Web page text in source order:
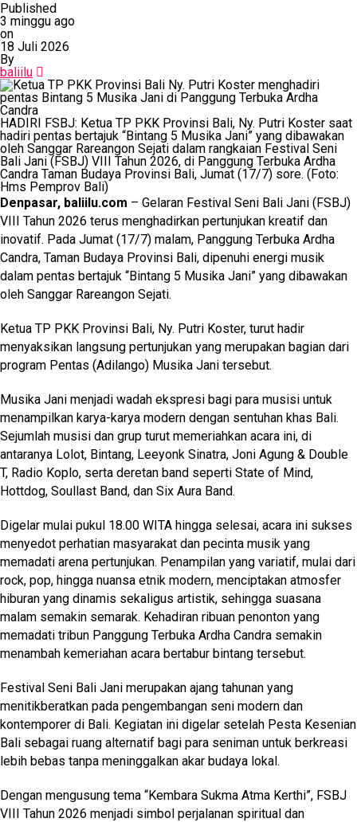
Published
3 minggu ago
on
18 Juli 2026
By
baliilu
HADIRI FSBJ: Ketua TP PKK Provinsi Bali, Ny. Putri Koster saat
hadiri pentas bertajuk “Bintang 5 Musika Jani” yang dibawakan
oleh Sanggar Rareangon Sejati dalam rangkaian Festival Seni
Bali Jani (FSBJ) VIII Tahun 2026, di Panggung Terbuka Ardha
Candra Taman Budaya Provinsi Bali, Jumat (17/7) sore. (Foto:
Hms Pemprov Bali)
Denpasar, baliilu.com – Gelaran Festival Seni Bali Jani (FSBJ)
VIII Tahun 2026 terus menghadirkan pertunjukan kreatif dan
inovatif. Pada Jumat (17/7) malam, Panggung Terbuka Ardha
Candra, Taman Budaya Provinsi Bali, dipenuhi energi musik
dalam pentas bertajuk “Bintang 5 Musika Jani” yang dibawakan
oleh Sanggar Rareangon Sejati.
Ketua TP PKK Provinsi Bali, Ny. Putri Koster, turut hadir
menyaksikan langsung pertunjukan yang merupakan bagian dari
program Pentas (Adilango) Musika Jani tersebut.
Musika Jani menjadi wadah ekspresi bagi para musisi untuk
menampilkan karya-karya modern dengan sentuhan khas Bali.
Sejumlah musisi dan grup turut memeriahkan acara ini, di
antaranya Lolot, Bintang, Leeyonk Sinatra, Joni Agung & Double
T, Radio Koplo, serta deretan band seperti State of Mind,
Hottdog, Soullast Band, dan Six Aura Band.
Digelar mulai pukul 18.00 WITA hingga selesai, acara ini sukses
menyedot perhatian masyarakat dan pecinta musik yang
memadati arena pertunjukan. Penampilan yang variatif, mulai dari
rock, pop, hingga nuansa etnik modern, menciptakan atmosfer
hiburan yang dinamis sekaligus artistik, sehingga suasana
malam semakin semarak. Kehadiran ribuan penonton yang
memadati tribun Panggung Terbuka Ardha Candra semakin
menambah kemeriahan acara bertabur bintang tersebut.
Festival Seni Bali Jani merupakan ajang tahunan yang
menitikberatkan pada pengembangan seni modern dan
kontemporer di Bali. Kegiatan ini digelar setelah Pesta Kesenian
Bali sebagai ruang alternatif bagi para seniman untuk berkreasi
lebih bebas tanpa meninggalkan akar budaya lokal.
Dengan mengusung tema “Kembara Sukma Atma Kerthi”, FSBJ
VIII Tahun 2026 menjadi simbol perjalanan spiritual dan